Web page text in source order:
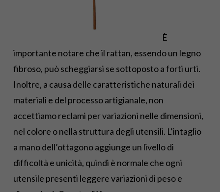
È
importante notare che il rattan, essendo un legno
fibroso, può scheggiarsi se sottoposto a forti urti.
Inoltre, a causa delle caratteristiche naturali dei
materiali e del processo artigianale, non
accettiamo reclami per variazioni nelle dimensioni,
nel colore o nella struttura degli utensili. L’intaglio
a mano dell’ottagono aggiunge un livello di
difficoltà e unicità, quindi è normale che ogni
utensile presenti leggere variazioni di peso e